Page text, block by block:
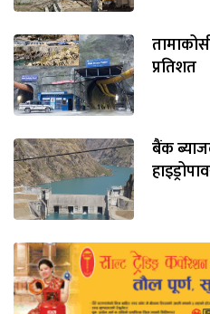
प्रतिशत
बैंक